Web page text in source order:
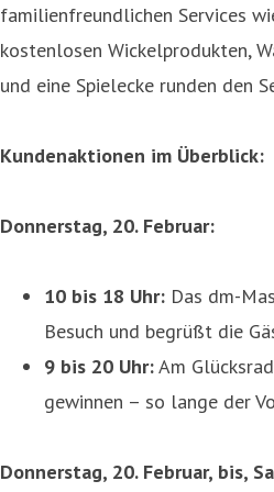
familienfreundlichen Services
kostenlosen Wickelprodukten,
und eine Spielecke runden den
Kundenaktionen im Überblick:
Donnerstag, 20. Februar:
10 bis 18 Uhr: Das dm-
Besuch und begrüßt die
9 bis 20 Uhr:Am
gewinnen – so lange der
Donnerstag, 20. Februar, bis,